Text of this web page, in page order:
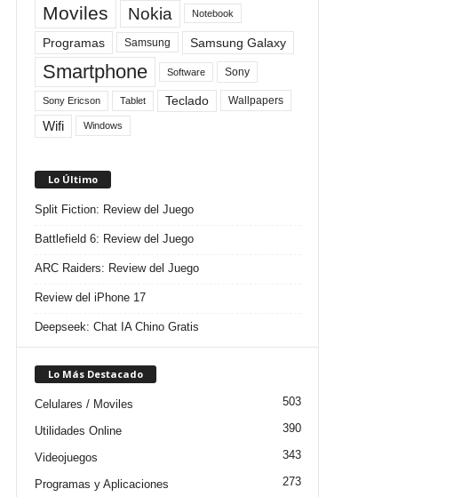
Moviles Nokia Notebook
Programas Samsung Samsung Galaxy
Smartphone Software Sony
Sony Ericson Tablet Teclado Wallpapers
Wifi Windows
Lo Último
Split Fiction: Review del Juego
Battlefield 6: Review del Juego
ARC Raiders: Review del Juego
Review del iPhone 17
Deepseek: Chat IA Chino Gratis
Lo Más Destacado
Celulares / Moviles 503
Utilidades Online 390
Videojuegos 343
Programas y Aplicaciones 273